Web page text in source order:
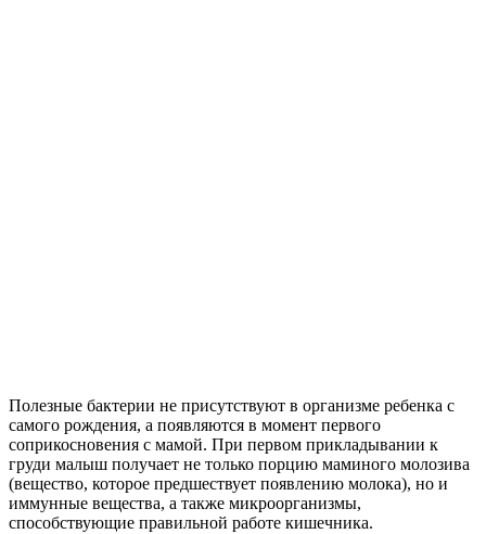
Полезные бактерии не присутствуют в организме ребенка с
самого рождения, а появляются в момент первого
соприкосновения с мамой. При первом прикладывании к
груди малыш получает не только порцию маминого молозива
(вещество, которое предшествует появлению молока), но и
иммунные вещества, а также микроорганизмы,
способствующие правильной работе кишечника.